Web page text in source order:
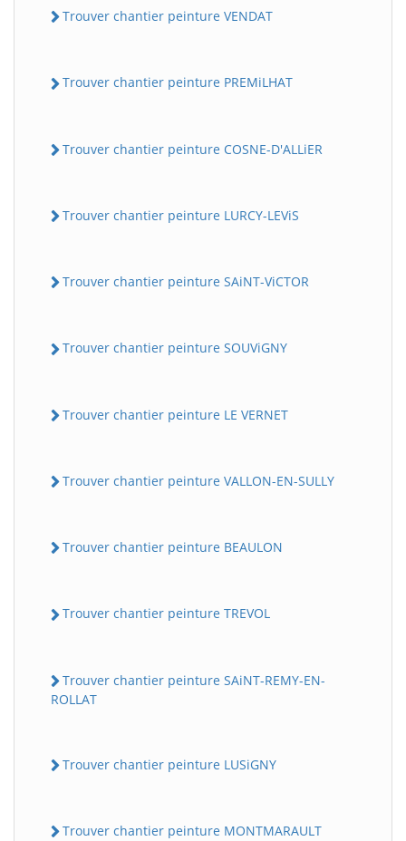
Trouver chantier peinture VENDAT
Trouver chantier peinture PREMiLHAT
Trouver chantier peinture COSNE-D'ALLiER
Trouver chantier peinture LURCY-LEViS
Trouver chantier peinture SAiNT-ViCTOR
Trouver chantier peinture SOUViGNY
Trouver chantier peinture LE VERNET
Trouver chantier peinture VALLON-EN-SULLY
Trouver chantier peinture BEAULON
Trouver chantier peinture TREVOL
Trouver chantier peinture SAiNT-REMY-EN-
ROLLAT
Trouver chantier peinture LUSiGNY
Trouver chantier peinture MONTMARAULT